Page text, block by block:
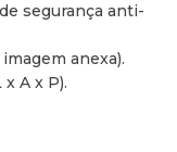
segurança anti-
anexa).
A x P).